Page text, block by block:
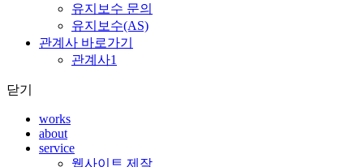
유지보수 문의
유지보수(AS)
관계사 바로가기
관계사1
닫기
works
about
service
웹사이트 제작